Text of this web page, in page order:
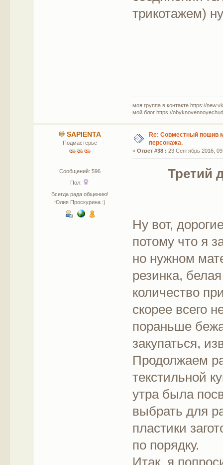
трикотажем)
моя группа в контакте https://
мой блог https://
SAPIENTA
Подмастерье
Сообщений: 596
Пол:
Всегда рада общению!
Юлия Проскурина :)
Re: Совместный пошив
персонажа.
«Ответ #38 : 23 Сентябрь 2016,
Третий
Ну вот,
потому что я
но нужном
резинка,
количество
скорее всего
пораньше
закупаться,
Продолжаем
текстильной
утра была
выбрать для
пластики
по порядку.
Итак, я